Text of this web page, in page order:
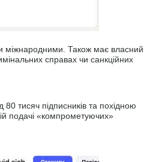
міжнародними. Також має власний
справах чи санкційних
тисяч підписників та похідною
подачі «компрометуючих»